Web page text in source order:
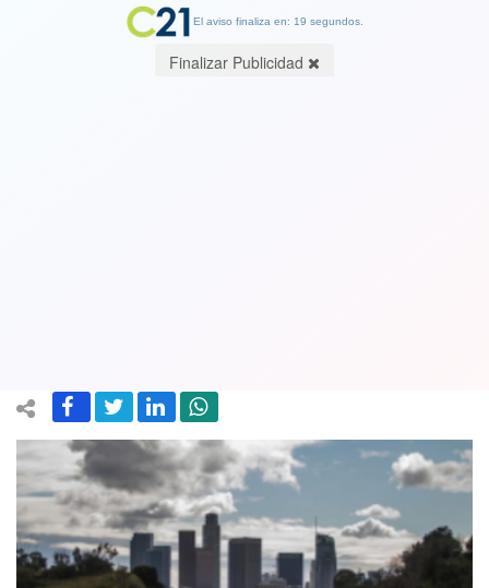
El aviso finaliza en: 19 segundos.
Finalizar Publicidad